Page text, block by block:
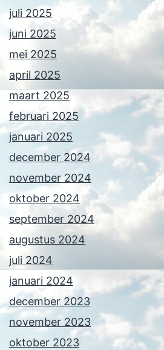
juli 2025
juni 2025
mei 2025
april 2025
maart 2025
februari 2025
januari 2025
december 2024
november 2024
oktober 2024
september 2024
augustus 2024
juli 2024
januari 2024
december 2023
november 2023
oktober 2023